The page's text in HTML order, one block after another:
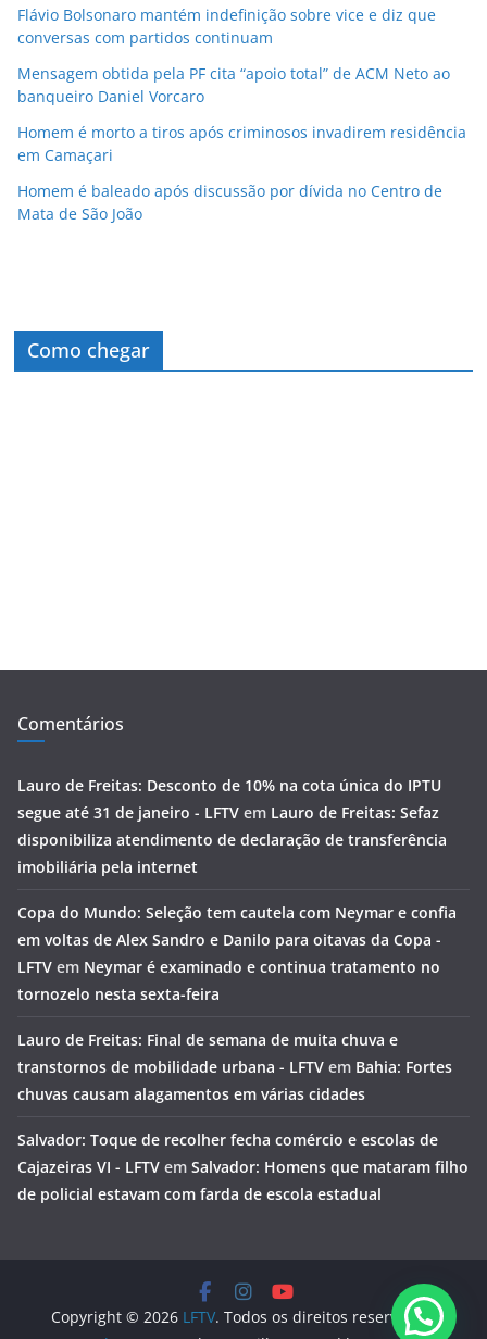
Flávio Bolsonaro mantém indefinição sobre vice e diz que
conversas com partidos continuam
Mensagem obtida pela PF cita “apoio total” de ACM Neto ao
banqueiro Daniel Vorcaro
Homem é morto a tiros após criminosos invadirem residência
em Camaçari
Homem é baleado após discussão por dívida no Centro de
Mata de São João
Como chegar
Comentários
Lauro de Freitas: Desconto de 10% na cota única do IPTU
segue até 31 de janeiro - LFTV em Lauro de Freitas: Sefaz
disponibiliza atendimento de declaração de transferência
imobiliária pela internet
Copa do Mundo: Seleção tem cautela com Neymar e confia
em voltas de Alex Sandro e Danilo para oitavas da Copa -
LFTV em Neymar é examinado e continua tratamento no
tornozelo nesta sexta-feira
Lauro de Freitas: Final de semana de muita chuva e
transtornos de mobilidade urbana - LFTV em Bahia: Fortes
chuvas causam alagamentos em várias cidades
Salvador: Toque de recolher fecha comércio e escolas de
Cajazeiras VI - LFTV em Salvador: Homens que mataram filho
de policial estavam com farda de escola estadual
Copyright © 2026 LFTV. Todos os direitos reservados.